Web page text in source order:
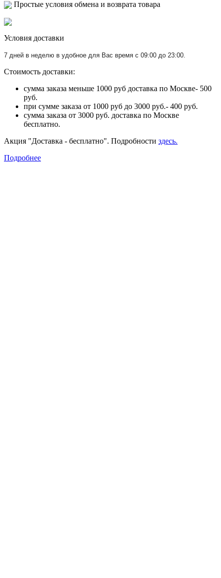
Простые условия обмена и возврата товара
Условия доставки
7 дней в неделю в удобное для Вас время с 09:00 до 23:00.
Стоимость доставки:
сумма заказа меньше 1000 руб доставка по Москве- 500
руб.
при сумме заказа от 1000 руб до 3000 руб.- 400 руб.
сумма заказа от 3000 руб. доставка по Москве
бесплатно.
Акция "Доставка - бесплатно". Подробности здесь.
Подробнее